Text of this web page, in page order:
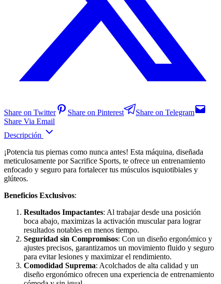
Share on Twitter Share on Pinterest
Share on Telegram
Share Via Email
Descripción
¡Potencia tus piernas como nunca antes! Esta máquina, diseñada
meticulosamente por Sacrifice Sports, te ofrece un entrenamiento
enfocado y seguro para fortalecer tus músculos isquiotibiales y
glúteos.
Beneficios Exclusivos:
Resultados Impactantes: Al trabajar desde una posición
boca abajo, maximizas la activación muscular para lograr
resultados notables en menos tiempo.
Seguridad sin Compromisos: Con un diseño ergonómico y
ajustes precisos, garantizamos un movimiento fluido y seguro
para evitar lesiones y maximizar el rendimiento.
Comodidad Suprema: Acolchados de alta calidad y un
diseño ergonómico ofrecen una experiencia de entrenamiento